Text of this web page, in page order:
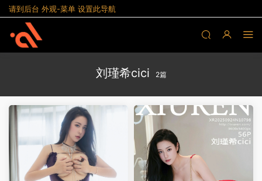
请到后台 外观-菜单 设置此导航
刘瑾希cici 2篇